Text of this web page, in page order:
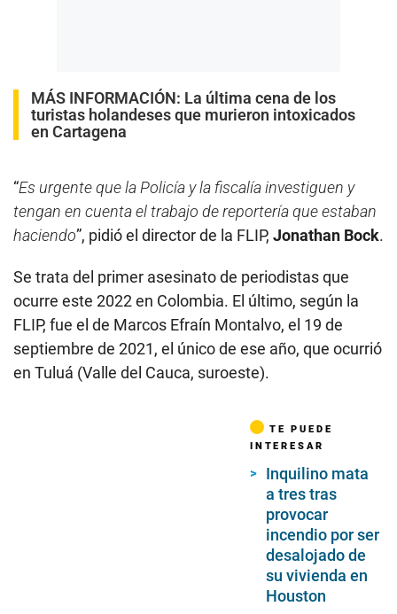
MÁS INFORMACIÓN: La última cena de los
turistas holandeses que murieron intoxicados
en Cartagena
“Es urgente que la Policía y la fiscalía investiguen y
tengan en cuenta el trabajo de reportería que estaban
haciendo”, pidió el director de la FLIP, Jonathan Bock.
Se trata del primer asesinato de periodistas que
ocurre este 2022 en Colombia. El último, según la
FLIP, fue el de Marcos Efraín Montalvo, el 19 de
septiembre de 2021, el único de ese año, que ocurrió
en Tuluá (Valle del Cauca, suroeste).
TE PUEDE
INTERESAR
Inquilino mata
a tres tras
provocar
incendio por ser
desalojado de
su vivienda en
Houston